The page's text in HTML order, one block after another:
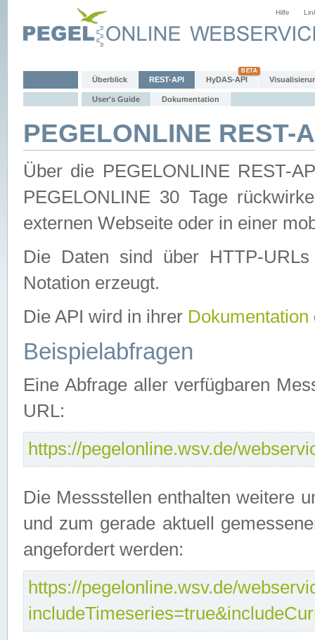
Hilfe
Überblick REST-API HyDAS-API
User's Guide Dokumentation
PEGELONLINE REST-
Über die PEGELONLINE REST-
PEGELONLINE 30 Tage
externen Webseite oder in einer
Die Daten sind über HTTP-
Notation erzeugt.
Die API wird in ihrer Dokumentation
Beispielabfragen
Eine Abfrage aller verfügbaren
URL:
https://pegelonline.wsv.de/
Die Messstellen enthalten weitere
und zum gerade aktuell
angefordert werden:
https://pegelonline.wsv.de/